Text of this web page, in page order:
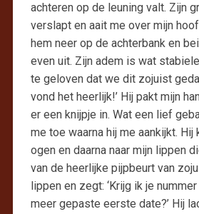
achteren op de leuning valt. Zijn
verslapt en aait me over mijn
hem neer op de achterbank en
even uit. Zijn adem is wat
te geloven dat we dit zojuist
vond het heerlijk!’ Hij pakt mijn
er een knijpje in. Wat een lief
me toe waarna hij me aankijkt.
ogen en daarna naar mijn lippen
van de heerlijke pijpbeurt van
lippen en zegt: ‘Krijg ik je
meer gepaste eerste date?’ Hij